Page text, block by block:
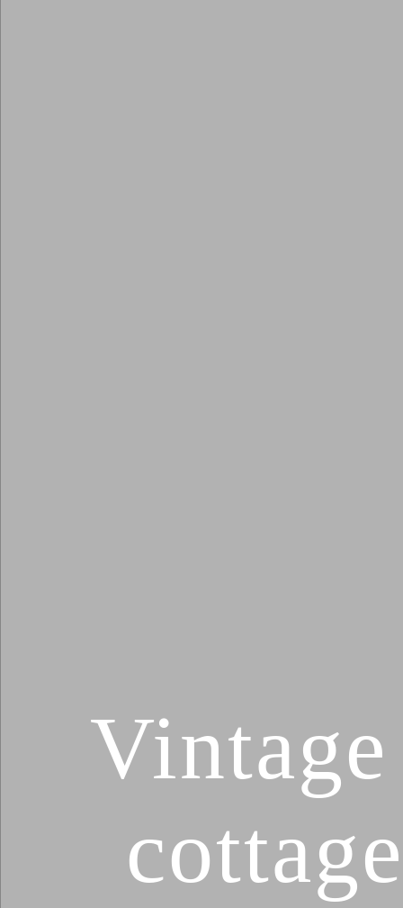
Vintage
cottage